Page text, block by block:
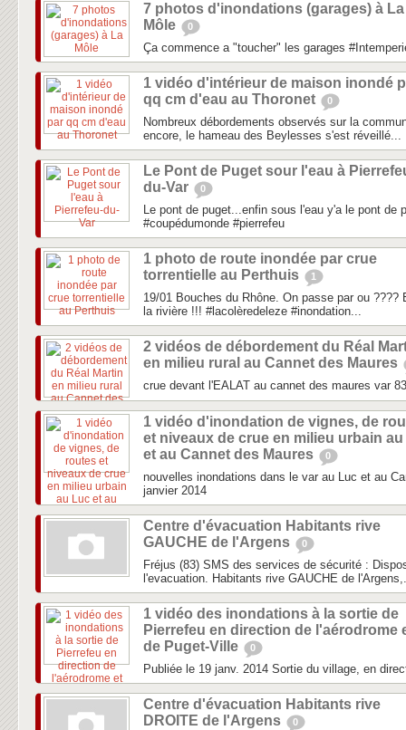
7 photos d'inondations (garages) à La
Môle
0
Ça commence a "toucher" les garages
1 vidéo d'intérieur de maison inondé
qq cm d'eau au Thoronet
0
Nombreux débordements observés sur la
encore, le hameau des Beylesses s'est réveillé...
Le Pont de Puget sour l'eau à
du-Var
0
Le pont de puget...enfin sous l'eau y'a le pont de
#coupédumonde #pierrefeu
1 photo de route inondée par crue
torrentielle au Perthuis
1
19/01 Bouches du Rhône. On passe par ou ????
la rivière !!! #lacolèredeleze #inondation...
2 vidéos de débordement du Réal
en milieu rural au Cannet des Maures
crue devant l'EALAT au cannet des maures var 83
1 vidéo d'inondation de vignes, de
et niveaux de crue en milieu urbain
et au Cannet des Maures
0
nouvelles inondations dans le var au Luc et au
janvier 2014
Centre d'évacuation Habitants rive
GAUCHE de l'Argens
0
Fréjus (83) SMS des services de sécurité :
l'evacuation. Habitants rive GAUCHE de
1 vidéo des inondations à la sortie de
Pierrefeu en direction de l'aérodrome
de Puget-Ville
0
Publiée le 19 janv. 2014 Sortie du village, en
Centre d'évacuation Habitants rive
DROITE de l'Argens
0